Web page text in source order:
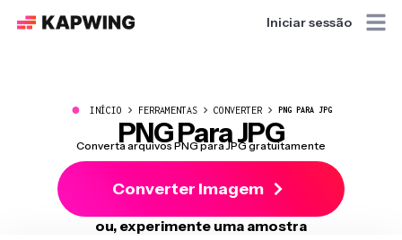
Iniciar sessão
● INÍCIO FERRAMENTAS CONVERTER PNG PARA JPG
PNG Para JPG
Converta arquivos PNG para JPG gratuitamente
Converter Imagem
ou, experimente uma amostra